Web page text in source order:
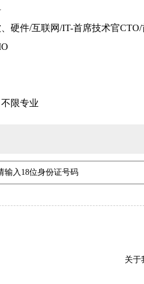
硬件/互联网/IT-首席技术官CTO/
限专业
关于